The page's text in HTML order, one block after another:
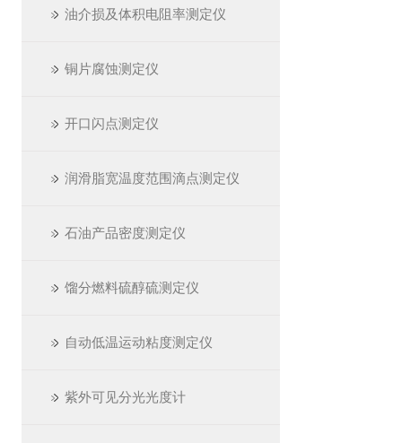
油介损及体积电阻率测定仪
铜片腐蚀测定仪
开口闪点测定仪
润滑脂宽温度范围滴点测定仪
石油产品密度测定仪
馏分燃料硫醇硫测定仪
自动低温运动粘度测定仪
紫外可见分光光度计